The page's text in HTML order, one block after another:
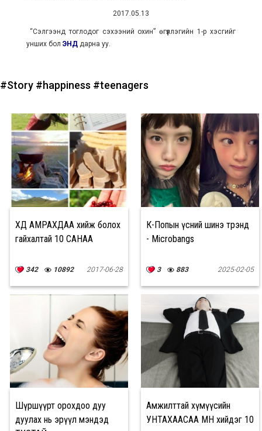
2017.05.13
“Сэлгээнд тоглодог сэхээний охин” өгүүллэгийн 1-р хэсгийг
унших бол ЭНДдарна уу.
#Story #happiness #teenagers
ХӨДӨӨ АМРАХДАА хийж болох
гайхалтай 10 САНАА
342 10892 2017-06-28
К-Попын үсний шинэ трэнд
- Microbangs
3 883 2025-02-05
Шүршүүрт орохдоо дуу
дуулах нь эрүүл мэндэд
Амжилттай хүмүүсийн
УНТАХААСАА ӨМНӨ хийдэг 10